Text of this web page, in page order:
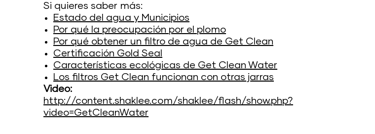
Si quieres saber más:
Estado del agua y Municipios
Por qué la preocupación por el plomo
Por qué obtener un filtro de agua de Get Clean
Certificación Gold Seal
Características ecológicas de Get Clean Water
Los filtros Get Clean funcionan con otras jarras
Video:
http://content.shaklee.com/shaklee/flash/show.php?
video=GetCleanWater